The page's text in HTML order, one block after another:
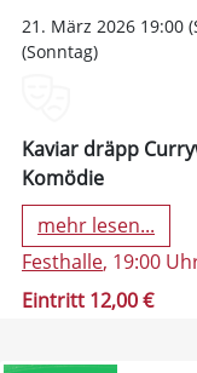
21. März 2026 19:00
(Sonntag)
Kaviar dräpp
Komödie
mehr lesen...
Festhalle, 19:00
Eintritt 12,00 €